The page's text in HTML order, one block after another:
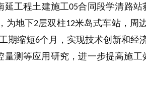
延工程土建施工05合同段学清路站
为地下2层双柱12米岛式车站，周
期缩短6个月，实现技术创新和经
测等应用研究，进一步提高施